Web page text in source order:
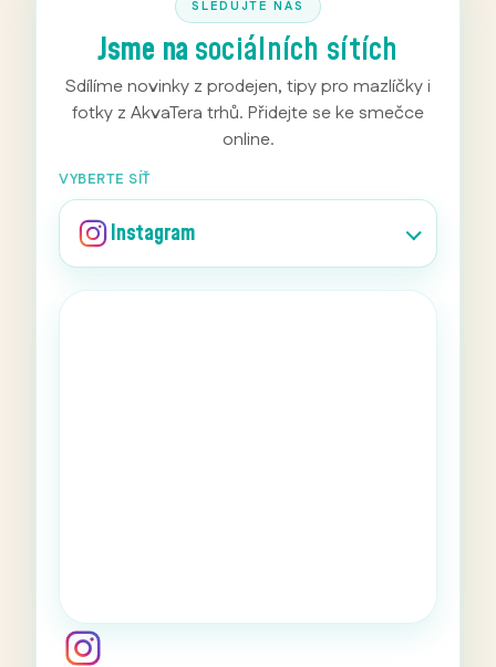
SLEDUJTE NÁS
Jsme na sociálních sítích
Sdílíme novinky z prodejen, tipy pro mazlíčky i
fotky z AkvaTera trhů. Přidejte se ke smečce
online.
VYBERTE SÍŤ
Instagram